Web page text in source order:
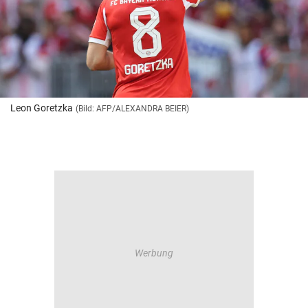
Leon Goretzka (Bild: AFP/ALEXANDRA BEIER)